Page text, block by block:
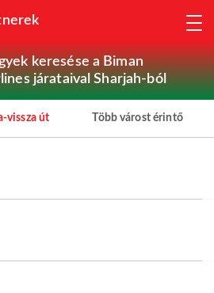
keresése a Biman
járataival Sharjah-ból
vissza út Több várost érintő